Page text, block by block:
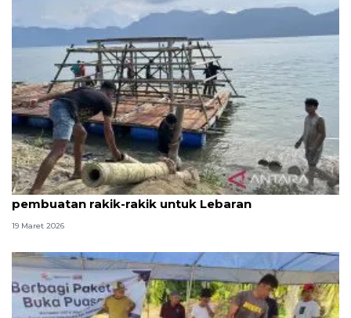
Warga terdampak bencana Agam kebut
pembuatan rakik-rakik untuk Lebaran
19 Maret 2026